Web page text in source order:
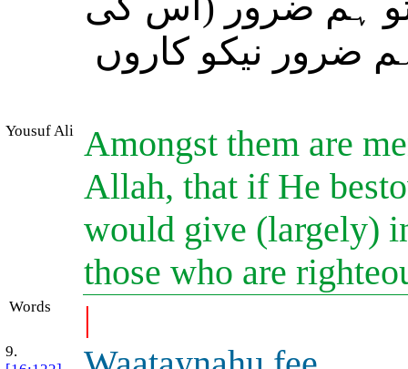
ضرور نیکو کاروں
Yousuf Ali Amongst them are
Allah, that if He
would give (largely)
those who are
Words |
9.